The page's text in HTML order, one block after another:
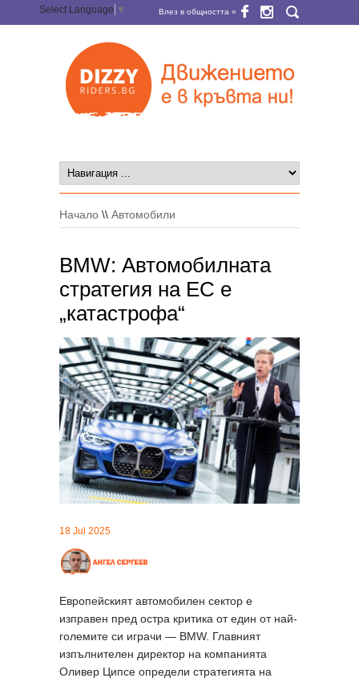
Select Language ▼ Влез в общността »
Начало \\ Автомобили
BMW: Автомобилната
стратегия на ЕС е
„катастрофа“
18 Jul 2025
Европейският автомобилен сектор е
изправен пред остра критика от един от най-
големите си играчи — BMW. Главният
изпълнителен директор на компанията
Оливер Ципсе определи стратегията на